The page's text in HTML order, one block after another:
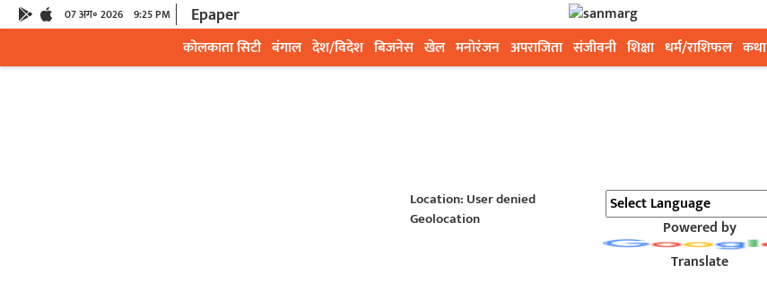
07 अग॰ 2026 9:25 PM Epaper
कोलकाता सिटी बंगाल देश/विदेश बिजनेस खेल मनोरंजन अपराजिता संजीवनी शिक्षा धर्म/राशिफल कथा
Location: User denied
Geolocation
Powered by
Translate